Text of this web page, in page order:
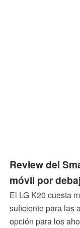
Review del
móvil por
El LG K20 cuesta
suficiente para las
opción para los